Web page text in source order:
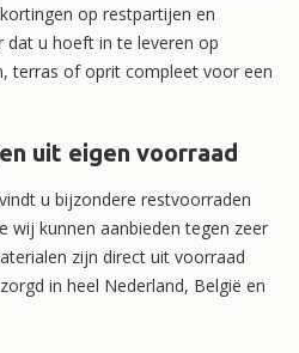
op restpartijen en
dat u hoeft in te leveren op
terras of oprit compleet voor een
uit eigen voorraad
u bijzondere restvoorraden
wij kunnen aanbieden tegen zeer
zijn direct uit voorraad
in heel Nederland, België en